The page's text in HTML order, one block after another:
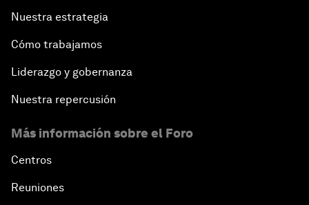
Nuestra estrategia
Cómo trabajamos
Liderazgo y gobernanza
Nuestra repercusión
Más información sobre el Foro
Centros
Reuniones